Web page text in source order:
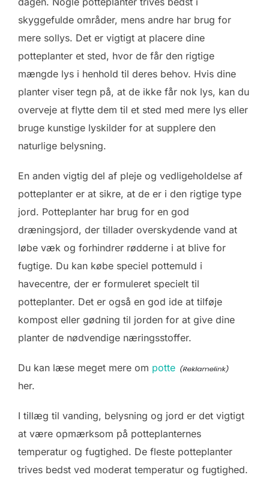
skyggefulde områder, mens andre har brug for
mere sollys. Det er vigtigt at placere dine
potteplanter et sted, hvor de får den rigtige
mængde lys i henhold til deres behov. Hvis dine
planter viser tegn på, at de ikke får nok lys, kan du
overveje at flytte dem til et sted med mere lys eller
bruge kunstige lyskilder for at supplere den
naturlige belysning.
En anden vigtig del af pleje og vedligeholdelse af
potteplanter er at sikre, at de er i den rigtige type
jord. Potteplanter har brug for en god
dræningsjord, der tillader overskydende vand at
løbe væk og forhindrer rødderne i at blive for
fugtige. Du kan købe speciel pottemuld i
havecentre, der er formuleret specielt til
potteplanter. Det er også en god ide at tilføje
kompost eller gødning til jorden for at give dine
planter de nødvendige næringsstoffer.
Du kan læse meget mere om potte
her.
I tillæg til vanding, belysning og jord er det vigtigt
at være opmærksom på potteplanternes
temperatur og fugtighed. De fleste potteplanter
trives bedst ved moderat temperatur og fugtighed.